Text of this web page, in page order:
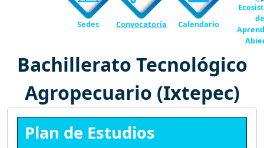
Sedes Convocatoria Calendario
de
Bachillerato Tecnológico
Agropecuario (Ixtepec)
Plan de Estudios